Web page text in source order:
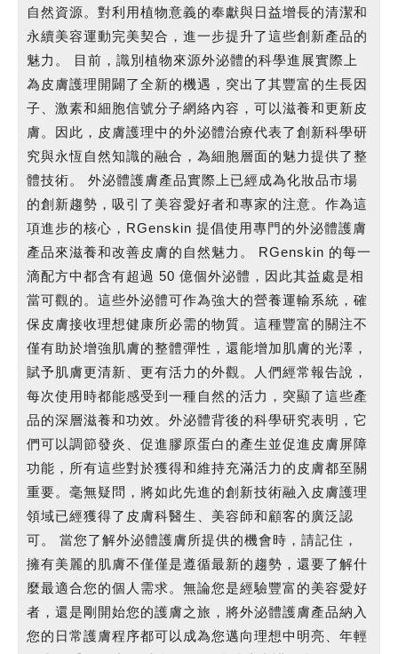
自然資源。對利用植物意義的奉獻與日益增長的清潔和
永續美容運動完美契合，進一步提升了這些創新產品的
魅力。 目前，識別植物來源外泌體的科學進展實際上
為皮膚護理開闢了全新的機遇，突出了其豐富的生長因
子、激素和細胞信號分子網絡內容，可以滋養和更新皮
膚。因此，皮膚護理中的外泌體治療代表了創新科學研
究與永恆自然知識的融合，為細胞層面的魅力提供了整
體技術。 外泌體護膚產品實際上已經成為化妝品市場
的創新趨勢，吸引了美容愛好者和專家的注意。作為這
項進步的核心，RGenskin 提倡使用專門的外泌體護膚
產品來滋養和改善皮膚的自然魅力。 RGenskin 的每一
滴配方中都含有超過 50 億個外泌體，因此其益處是相
當可觀的。這些外泌體可作為強大的營養運輸系統，確
保皮膚接收理想健康所必需的物質。這種豐富的關注不
僅有助於增強肌膚的整體彈性，還能增加肌膚的光澤，
賦予肌膚更清新、更有活力的外觀。人們經常報告說，
每次使用時都能感受到一種自然的活力，突顯了這些產
品的深層滋養和功效。外泌體背後的科學研究表明，它
們可以調節發炎、促進膠原蛋白的產生並促進皮膚屏障
功能，所有這些對於獲得和維持充滿活力的皮膚都至關
重要。毫無疑問，將如此先進的創新技術融入皮膚護理
領域已經獲得了皮膚科醫生、美容師和顧客的廣泛認
可。 當您了解外泌體護膚所提供的機會時，請記住，
擁有美麗的肌膚不僅僅是遵循最新的趨勢，還要了解什
麼最適合您的個人需求。無論您是經驗豐富的美容愛好
者，還是剛開始您的護膚之旅，將外泌體護膚產品納入
您的日常護膚程序都可以成為您邁向理想中明亮、年輕